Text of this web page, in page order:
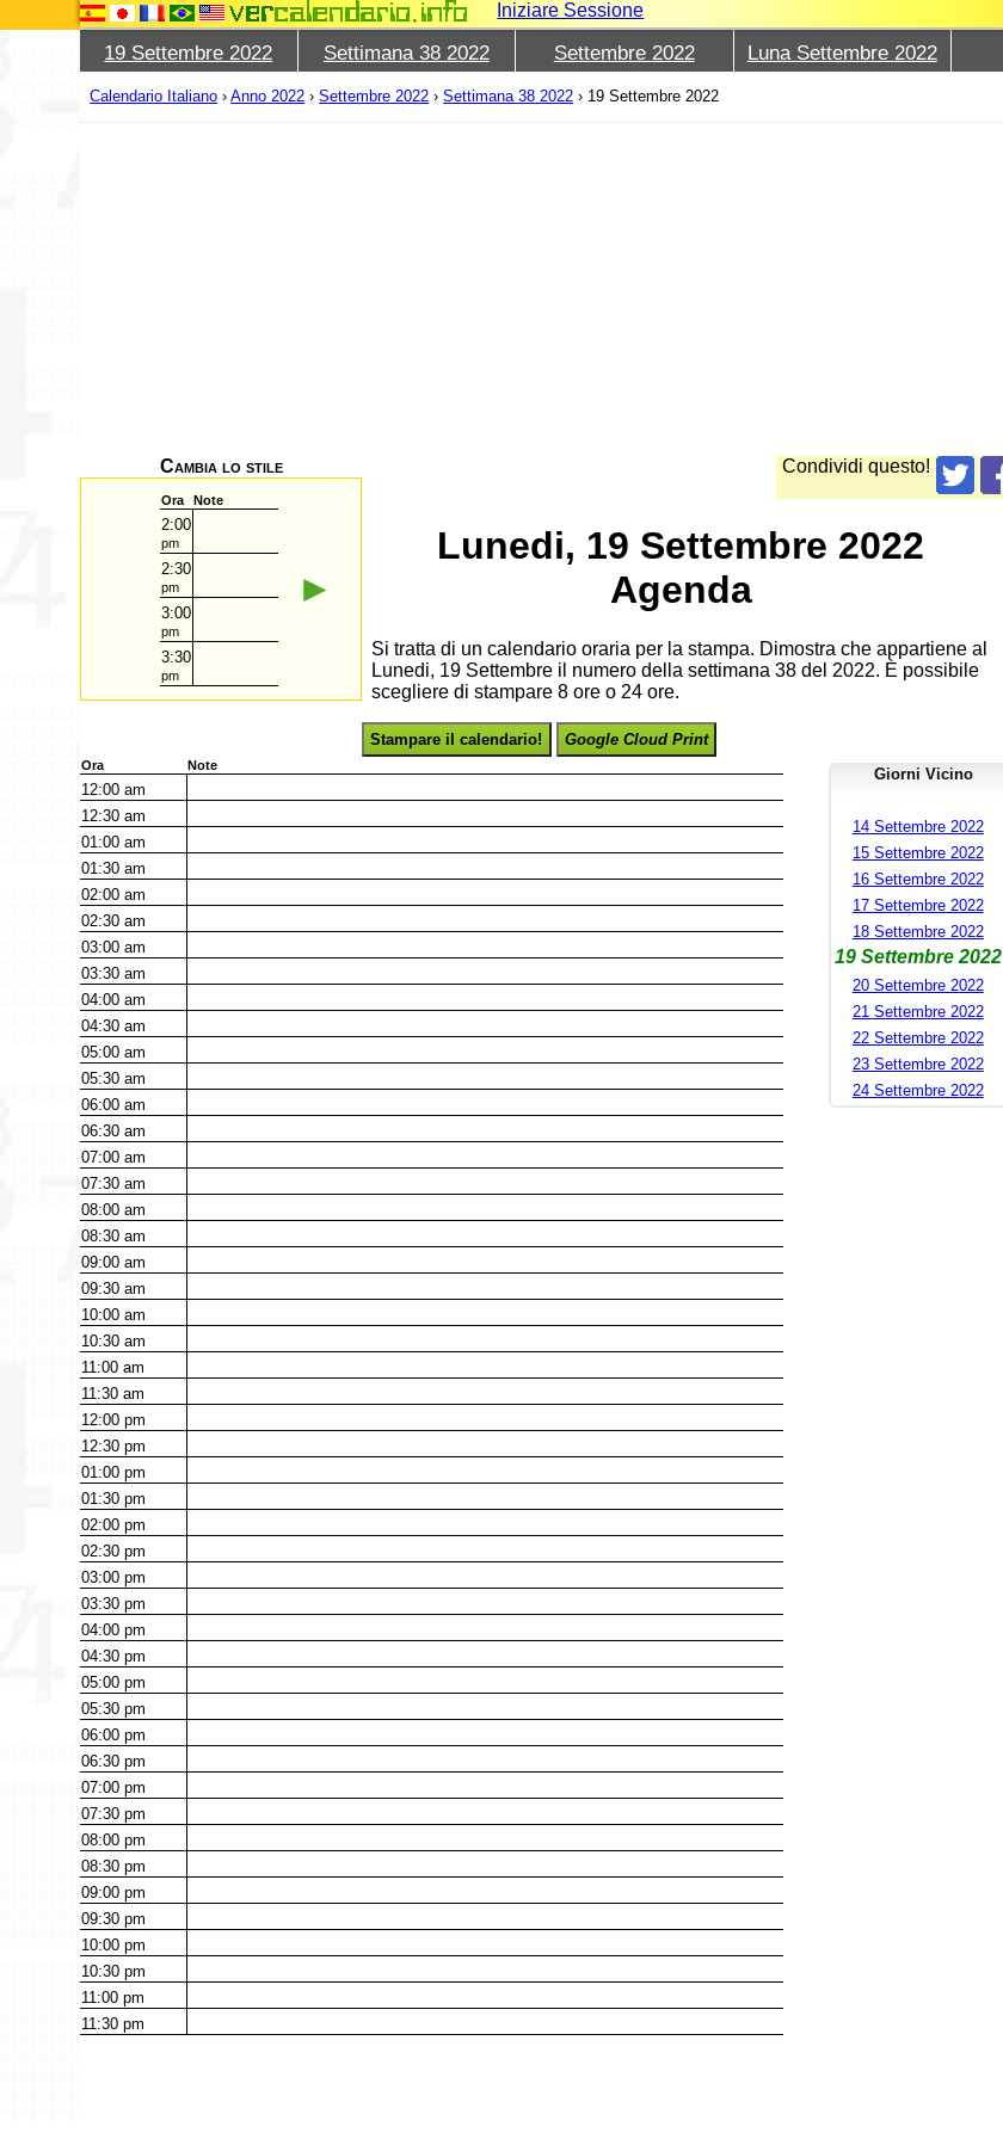
Iniziare Sessione
19 Settembre 2022 Settimana 38 2022 Settembre 2022 Luna Settembre 2022
Calendario Italiano ›Anno 2022 ›Settembre 2022 ›Settimana 38 2022 › 19 Settembre 2022
Condividi questo!
Cambia lo stile
Ora Note
2:00
pm
2:30
pm
3:00
pm
3:30
pm
►
Lunedi, 19 Settembre 2022
Agenda
Si tratta di un calendario oraria per la stampa. Dimostra che appartiene al
Lunedi, 19 Settembre il numero della settimana 38 del 2022. È possibile
scegliere di stampare 8 ore o 24 ore.
Stampare il calendario! Google Cloud Print
Ora Note
12:00am
12:30am
01:00am
01:30am
02:00am
02:30am
03:00am
03:30am
04:00am
04:30am
05:00am
05:30am
06:00am
06:30am
07:00am
07:30am
08:00am
08:30am
09:00am
09:30am
10:00am
10:30am
11:00am
11:30am
12:00pm
12:30pm
01:00pm
01:30pm
02:00pm
02:30pm
03:00pm
03:30pm
04:00pm
04:30pm
05:00pm
05:30pm
06:00pm
06:30pm
07:00pm
07:30pm
08:00pm
08:30pm
09:00pm
09:30pm
10:00pm
10:30pm
11:00pm
11:30pm
Giorni Vicino
14 Settembre 2022
15 Settembre 2022
16 Settembre 2022
17 Settembre 2022
18 Settembre 2022
19 Settembre 2022
20 Settembre 2022
21 Settembre 2022
22 Settembre 2022
23 Settembre 2022
24 Settembre 2022